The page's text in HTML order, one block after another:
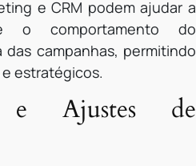
e CRM podem ajudar a
o comportamento do
campanhas, permitindo
estratégicos.
e Ajustes de